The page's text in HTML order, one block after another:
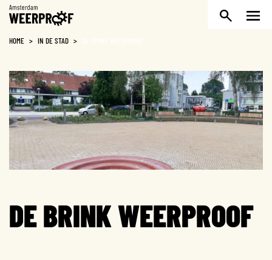
Weerproof
HOME > IN DE STAD >
DE BRINK WEERPROOF